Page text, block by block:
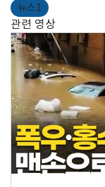
뉴스1
관련 영상